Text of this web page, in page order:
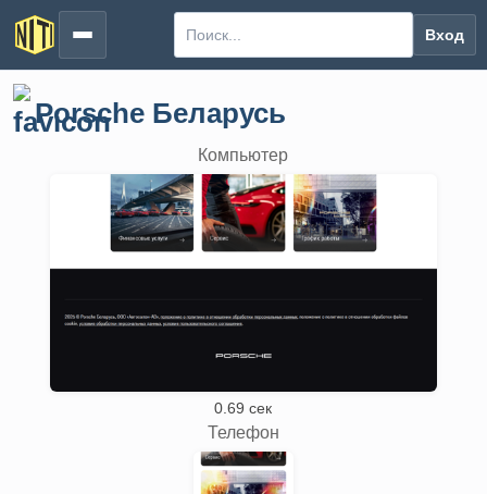
Вход
Porsche Беларусь
Компьютер
0.69 сек
Телефон